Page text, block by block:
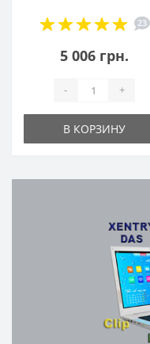
23
5 006 грн.
- +
В КОРЗИНУ